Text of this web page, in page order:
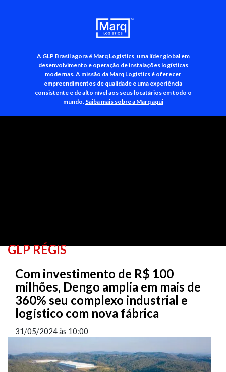
A GLP Brasil agora é Marq Logistics, uma líder global em
desenvolvimento e operação de instalações logísticas
modernas. A missão da Marq Logistics é oferecer
empreendimentos de qualidade e uma experiência
consistente e de alto nível aos seus locatários em todo o
mundo. Saiba mais sobre a Marq aqui
+55 (11) 3500-3700
GLP RÉGIS
Com investimento de R$ 100
milhões, Dengo amplia em mais de
360% seu complexo industrial e
logístico com nova fábrica
31/05/2024às 10:00